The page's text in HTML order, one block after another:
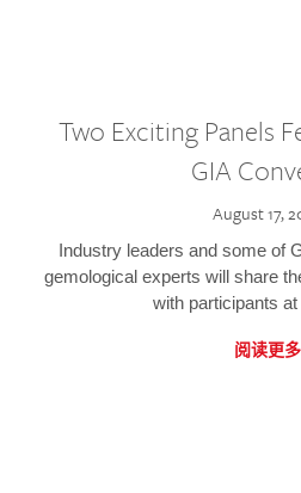
Two Exciting Panels
GIA
August 17,
Industry leaders and some of
gemological experts will share
with participants
阅读更多